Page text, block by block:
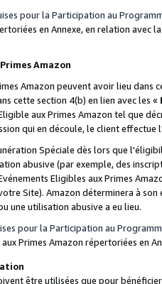
pour la Participation au
en Annexe, en relation avec
Amazon
Amazon peuvent avoir lieu dans
cette section 4(b) en lien avec les «
aux Primes Amazon tel que
qui en découle, le client
Spéciale dès lors que
abusive (par exemple, des
Eligibles aux Primes
Site). Amazon déterminera à
une utilisation abusive a eu lieu.
pour la Participation au
Primes Amazon répertoriées en
être utilisées que pour